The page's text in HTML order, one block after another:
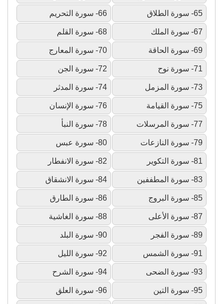
65- سورة الطلاق 66- سورة التحريم
67- سورة الملك 68- سورة القلم
69- سورة الحاقة 70- سورة المعارج
71- سورة نوح 72- سورة الجن
73- سورة المزمل 74- سورة المدثر
75- سورة القيامة 76- سورة الإنسان
77- سورة المرسلات 78- سورة النبأ
79- سورة النازعات 80- سورة عبس
81- سورة التكوير 82- سورة الانفطار
83- سورة المطففين 84- سورة الانشقاق
85- سورة البروج 86- سورة الطارق
87- سورة الأعلى 88- سورة الغاشية
89- سورة الفجر 90- سورة البلد
91- سورة الشمس 92- سورة الليل
93- سورة الضحى 94- سورة الشرح
95- سورة التين 96- سورة العلق